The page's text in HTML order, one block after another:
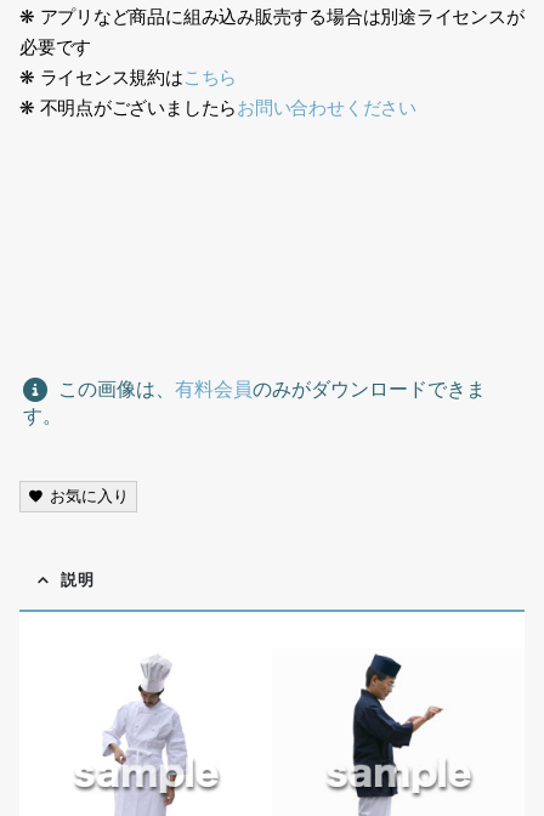
❋ アプリなど商品に組み込み販売する場合は別途ライセンスが
必要です
❋ ライセンス規約はこちら
❋ 不明点がございましたらお問い合わせください
この画像は、 有料会員のみがダウンロードできま
す。
お気に入り
説明